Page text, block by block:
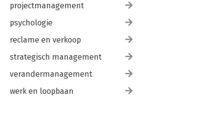
projectmanagement
psychologie
reclame en verkoop
strategisch management
verandermanagement
werk en loopbaan